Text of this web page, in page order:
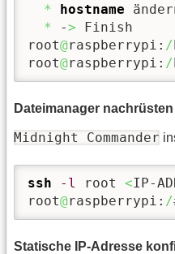
*
hostname
*
-> Finish
root@raspberrypi: /
root@raspberrypi: /
Dateimanager nachrüsten
Midnight Commander
ssh -l root <IP-
root@raspberrypi: /
Statische IP-Adresse